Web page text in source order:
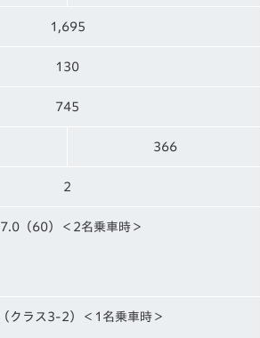
1,695
130
745
366
2
（60）＜2名乗車時＞
クラス3-2）＜1名乗車時＞